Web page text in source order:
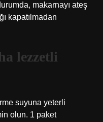
makarnayı ateş
kapatılmadan
lezzetli
suyuna yeterli
olun. 1 paket